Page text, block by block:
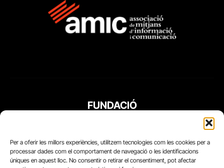
Per a oferir les millors experiències, utilitzem tecnologies com les cookies per a
processar dades com el comportament de navegació o les identificacions
úniques en aquest lloc. No consentir o retirar el consentiment, pot afectar
FUNDACIÓ